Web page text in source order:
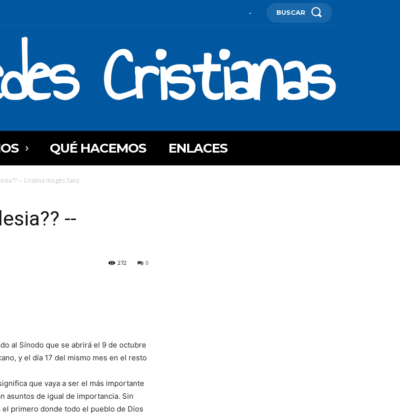
- BUSCAR
Cristianas
QUÉ HACEMOS ENLACES
-- Cristina Inogés Sanz
--
0
272
al Sínodo que se abrirá el 9 de octubre
y el día 17 del mismo mes en el resto
que vaya a ser el más importante
asuntos de igual de importancia. Sin
primero donde todo el pueblo de Dios